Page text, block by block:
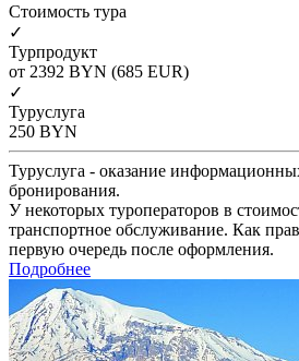
Cтоимость тура
✓
Турпродукт
от 2392 BYN (685 EUR)
✓
Туруслуга
250 BYN
Туруслуга - оказание
бронирования.
У некоторых туроператоров в
транспортное обслуживание. Как
первую очередь после оформления.
Подробнее